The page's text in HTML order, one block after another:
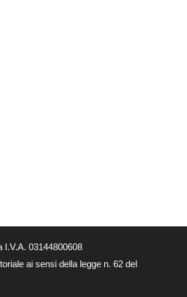
03144800608
ai sensi della legge n. 62 del